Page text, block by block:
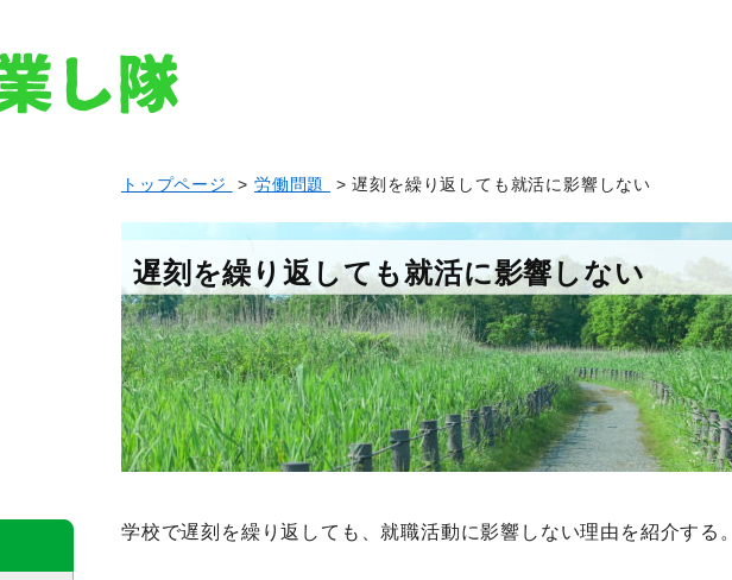
トップページ >労働問題 > 遅刻を繰り返しても就活に影響しない
遅刻を繰り返しても就活に影響しない
学校で遅刻を繰り返しても、就職活動に影響しない理由を紹介する。